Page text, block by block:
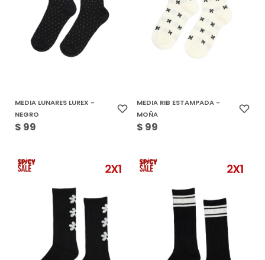
MEDIA LUNARES LUREX -
NEGRO
$ 99
MEDIA RIB ESTAMPADA -
MOÑA
$ 99